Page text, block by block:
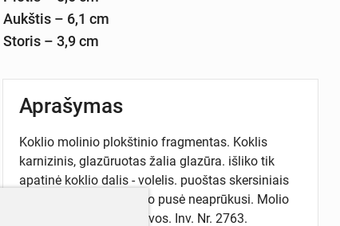
Aukštis – 6,1 cm
Storis – 3,9 cm
Aprašymas
Koklio molinio plokštinio fragmentas. Koklis
karnizinis, glazūruotas žalia glazūra. išliko tik
apatinė koklio dalis - volelis. puoštas skersiniais
grioveliais. Vidinė koklio pusė neaprūkusi. Molio
masė lūžyje rudos spalvos. Inv. Nr. 2763.